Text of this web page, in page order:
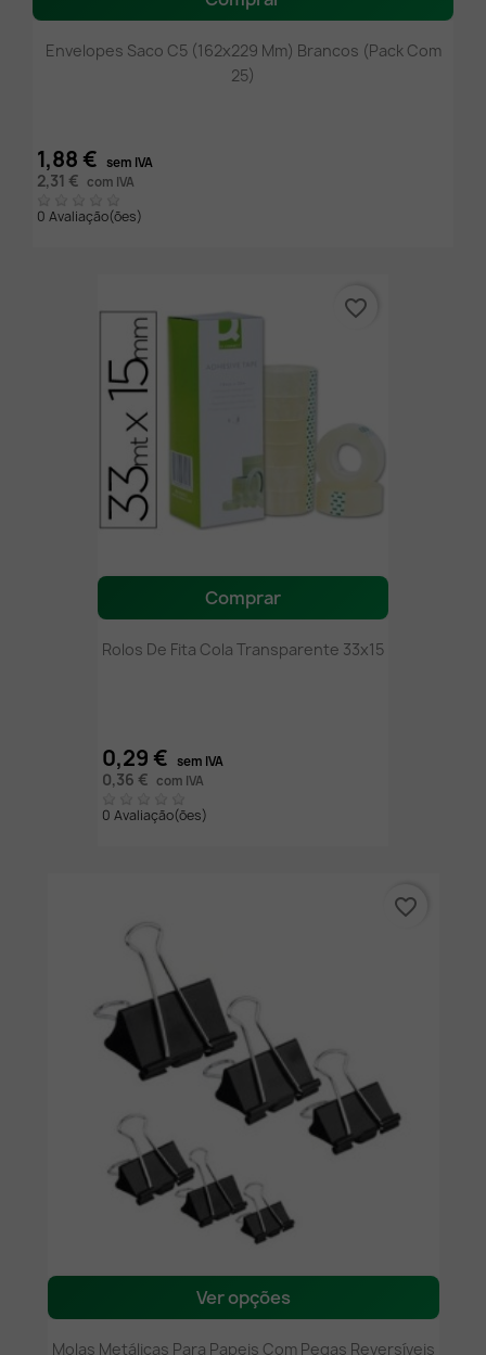
Envelopes Saco C5 (162x229 Mm) Brancos (pack Com
25)
1,88 € sem IVA
2,31 € com IVA
0 Avaliação(ões)
Comprar
Rolos De Fita Cola Transparente 33x15
0,29 € sem IVA
0,36 € com IVA
0 Avaliação(ões)
favorite_border
Ver opções
Molas Metálicas Para Papeis Com Pegas Reversíveis
favorite_border